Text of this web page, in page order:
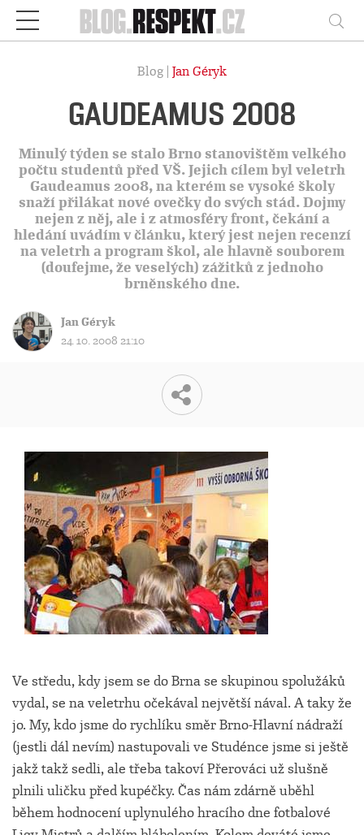
Respekt
Blog | Jan Géryk
GAUDEAMUS 2008
Minulý týden se stalo Brno stanovištěm velkého
počtu studentů před VŠ. Jejich cílem byl veletrh
Gaudeamus 2008, na kterém se vysoké školy
snaží přilákat nové ovečky do svých stád. Dojmy
nejen z něj, ale i z atmosféry front, čekání a
hledání uvádím v článku, který jest nejen recenzí
na veletrh a program škol, ale hlavně souborem
(doufejme, že veselých) zážitků z jednoho
brněnského dne.
Jan Géryk
24. 10. 2008 21:10
Ve středu, kdy jsem se do Brna se skupinou spolužáků
vydal, se na veletrhu očekával největší nával. A taky že
jo. My, kdo jsme do rychlíku směr Brno-Hlavní nádraží
(jestli dál nevím) nastupovali ve Studénce jsme si ještě
jakž takž sedli, ale třeba takoví Přerováci už slušně
plnili uličku před kupéčky. Čas nám zdárně uběhl
během hodnocení uplynulého hracího dne fotbalové